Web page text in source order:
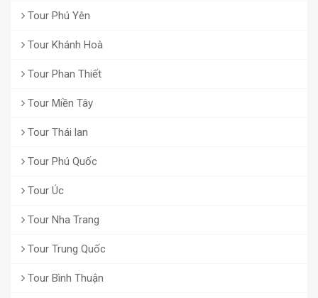
Tour Phú Yên
Tour Khánh Hoà
Tour Phan Thiết
Tour Miền Tây
Tour Thái lan
Tour Phú Quốc
Tour Úc
Tour Nha Trang
Tour Trung Quốc
Tour Bình Thuận